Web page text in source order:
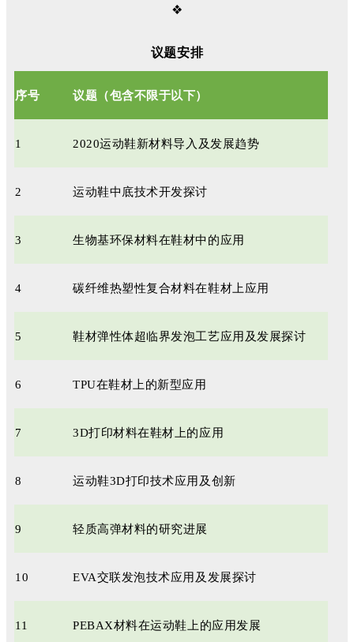
❖
议题安排
序号 议题（包含不限于以下）
1 2020运动鞋新材料导入及发展趋势
2 运动鞋中底技术开发探讨
3 生物基环保材料在鞋材中的应用
4 碳纤维热塑性复合材料在鞋材上应用
5 鞋材弹性体超临界发泡工艺应用及发展探讨
6 TPU在鞋材上的新型应用
7 3D打印材料在鞋材上的应用
8 运动鞋3D打印技术应用及创新
9 轻质高弹材料的研究进展
10 EVA交联发泡技术应用及发展探讨
11 PEBAX材料在运动鞋上的应用发展